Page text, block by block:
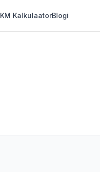
KM KalkulaatorBlogi